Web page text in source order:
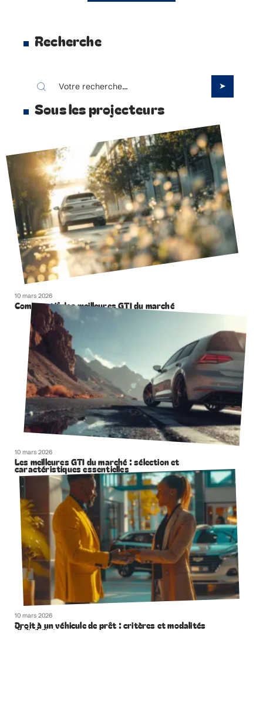
Recherche
Sous les projecteurs
10 mars 2026
Comparatif des meilleures GTI du marché
10 mars 2026
Les meilleures GTI du marché : sélection et
caractéristiques essentielles
10 mars 2026
Droit à un véhicule de prêt : critères et modalités
d’éligibilité